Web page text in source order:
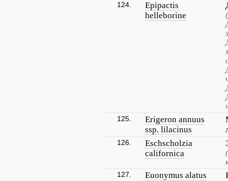
124.
Epipactis
helleborine
125.
Erigeron annuus
ssp. lilacinus
126.
Eschscholzia
californica
127. Euonymus alatus